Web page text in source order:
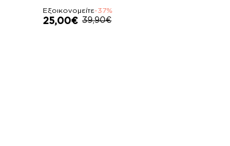
Εξοικονομείτε-37%
25,00€ 39,90€